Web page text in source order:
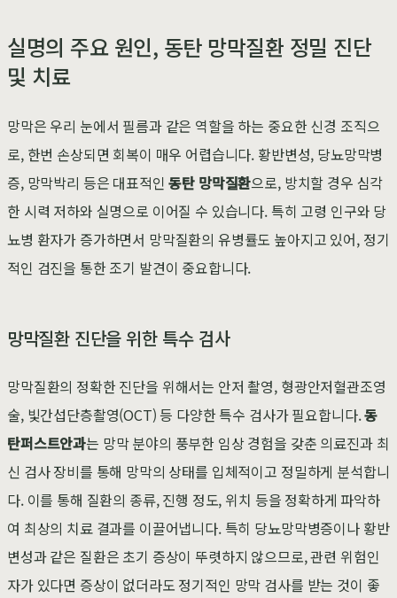
실명의 주요 원인, 동탄 망막질환 정밀 진단
및 치료
망막은 우리 눈에서 필름과 같은 역할을 하는 중요한 신경 조직으
로, 한번 손상되면 회복이 매우 어렵습니다. 황반변성, 당뇨망막병
증, 망막박리 등은 대표적인동탄 망막질환으로, 방치할 경우 심각
한 시력 저하와 실명으로 이어질 수 있습니다. 특히 고령 인구와 당
뇨병 환자가 증가하면서 망막질환의 유병률도 높아지고 있어, 정기
적인 검진을 통한 조기 발견이 중요합니다.
망막질환 진단을 위한 특수 검사
망막질환의 정확한 진단을 위해서는 안저 촬영, 형광안저혈관조영
술, 빛간섭단층촬영(OCT) 등 다양한 특수 검사가 필요합니다.동
탄퍼스트안과는 망막 분야의 풍부한 임상 경험을 갖춘 의료진과 최
신 검사 장비를 통해 망막의 상태를 입체적이고 정밀하게 분석합니
다. 이를 통해 질환의 종류, 진행 정도, 위치 등을 정확하게 파악하
여 최상의 치료 결과를 이끌어냅니다. 특히 당뇨망막병증이나 황반
변성과 같은 질환은 초기 증상이 뚜렷하지 않으므로, 관련 위험인
자가 있다면 증상이 없더라도 정기적인 망막 검사를 받는 것이 좋